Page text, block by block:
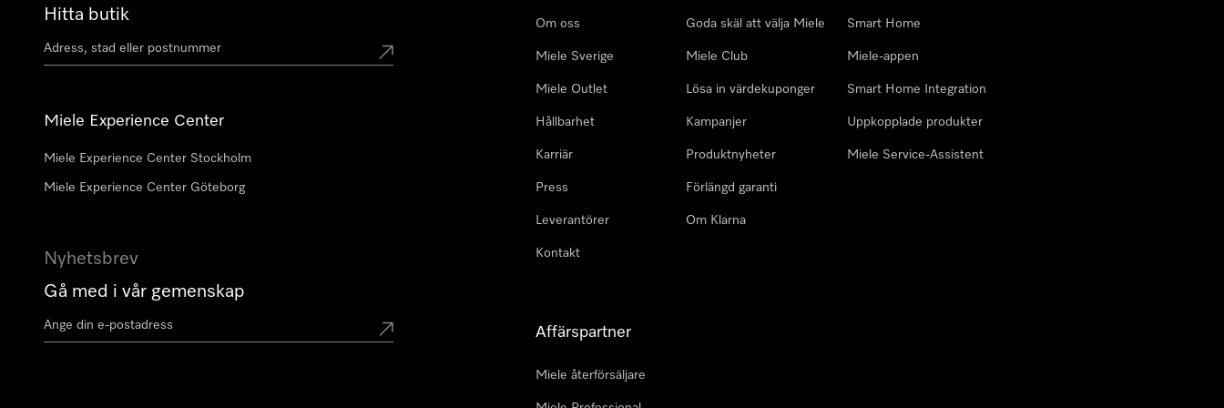
Hitta butik
Miele Experience Center
Miele Experience Center Stockholm
Miele Experience Center Göteborg
Nyhetsbrev
Gå med i vår gemenskap
Om oss
Miele Sverige
Miele Outlet
Hållbarhet
Karriär
Press
Leverantörer
Kontakt
Goda skäl att välja Miele
Miele Club
Lösa in värdekuponger
Kampanjer
Produktnyheter
Förlängd garanti
Om Klarna
Smart Home
Miele-appen
Smart Home Integration
Uppkopplade produkter
Miele Service-Assistent
Affärspartner
Miele återförsäljare